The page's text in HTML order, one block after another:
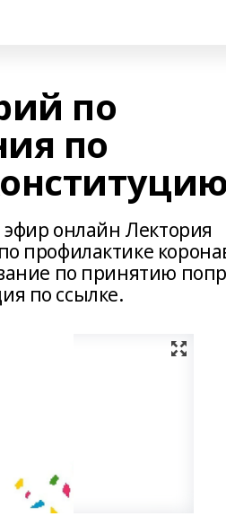
по
по
онлайн Лектория
профилактике
по принятию
по ссылке.